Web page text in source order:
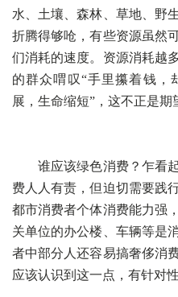
水、土壤、森林、草地、野
折腾得够呛，有些资源虽然
们消耗的速度。资源消耗越
的群众喟叹“手里攥着钱，
展，生命缩短”，这不正是期
谁应该绿色消费？乍看起
费人人有责，但迫切需要践
都市消费者个体消费能力强
关单位的办公楼、车辆等是
者中部分人还容易搞奢侈消
应该认识到这一点，有针对